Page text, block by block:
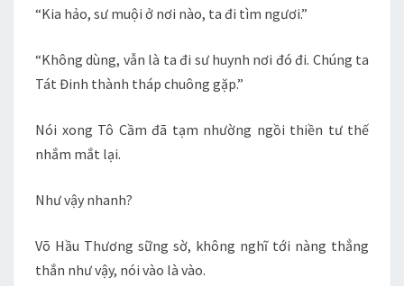
“Kia hảo, sư muội ở nơi nào, ta đi tìm ngươi.”
“Không dùng, vẫn là ta đi sư huynh nơi đó đi. Chúng ta
Tát Đinh thành tháp chuông gặp.”
Nói xong Tô Cầm đã tạm nhường ngồi thiền tư thế
nhắm mắt lại.
Như vậy nhanh?
Võ Hầu Thương sững sờ, không nghĩ tới nàng thẳng
thắn như vậy, nói vào là vào.